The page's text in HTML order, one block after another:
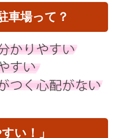
車場って？
い！」